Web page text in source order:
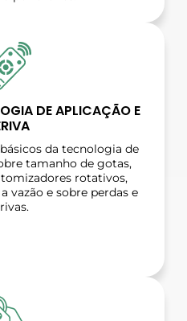
DE APLICAÇÃO E
da tecnologia de
tamanho de gotas,
rotativos,
vazão e sobre perdas e